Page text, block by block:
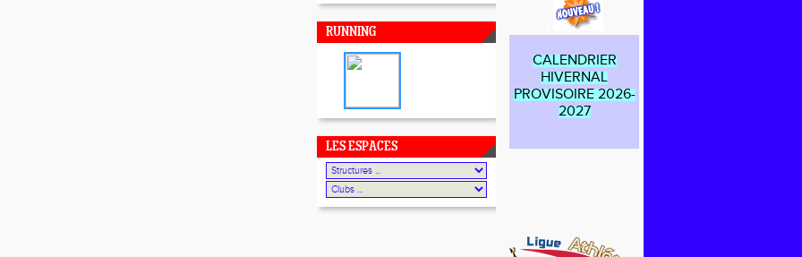
RUNNING
LES ESPACES
CALENDRIER
HIVERNAL
PROVISOIRE 2026-
2027